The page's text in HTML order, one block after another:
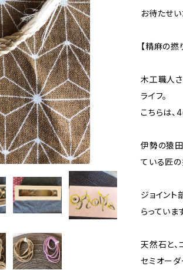
お待たせい
【精麻の
木工職人
ライフ。
こちらは、
伊勢の猿
ている匠の
ジョイント
らっていま
天然石と、
セミオーダ